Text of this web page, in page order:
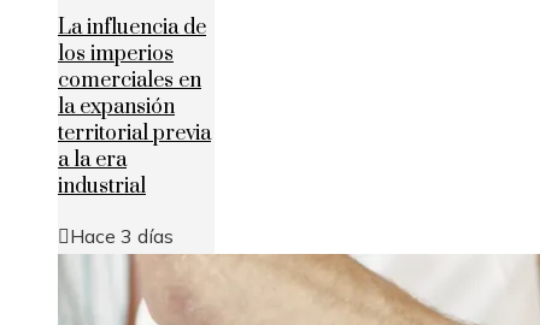
La influencia de
los imperios
comerciales en
la expansión
territorial previa
a la era
industrial
Hace 3 días